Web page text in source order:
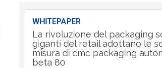
WHITEPAPER
La rivoluzione del packaging
giganti del retail adottano le
misura di cmc packaging
beta 80